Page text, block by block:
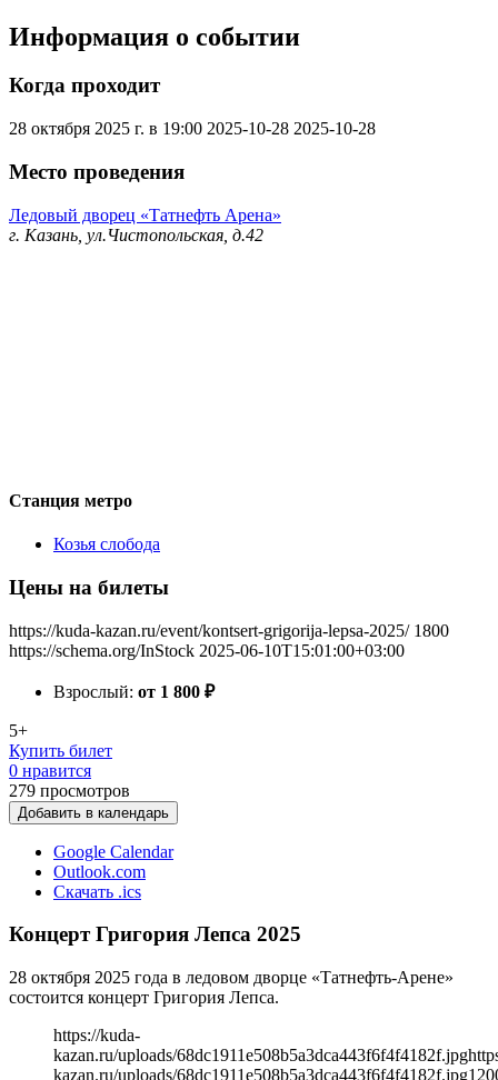
Информация о событии
Когда проходит
28 октября 2025 г. в 19:00 2025-10-28 2025-10-28
Место проведения
Ледовый дворец «Татнефть Арена»
г. Казань, ул.Чистопольская, д.42
Станция метро
Козья слобода
Цены на билеты
https://kuda-kazan.ru/event/kontsert-grigorija-lepsa-2025/ 1800
https://schema.org/InStock 2025-06-10T15:01:00+03:00
Взрослый: от 1 800 ₽
5+
Купить билет
0 нравится
279 просмотров
Добавить в календарь
Google Calendar
Outlook.com
Скачать .ics
Концерт Григория Лепса 2025
28 октября 2025 года в ледовом дворце «Татнефть-Арене»
состоится концерт Григория Лепса.
https://kuda-
kazan.ru/uploads/68dc1911e508b5a3dca443f6f4f4182f.jpg
kazan.ru/uploads/68dc1911e508b5a3dca443f6f4f4182f.jpg